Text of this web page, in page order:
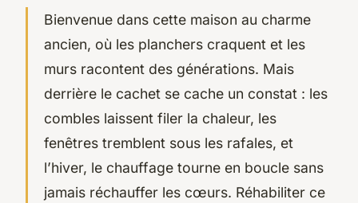
Bienvenue dans cette maison au charme
ancien, où les planchers craquent et les
murs racontent des générations. Mais
derrière le cachet se cache un constat : les
combles laissent filer la chaleur, les
fenêtres tremblent sous les rafales, et
l’hiver, le chauffage tourne en boucle sans
jamais réchauffer les cœurs. Réhabiliter ce